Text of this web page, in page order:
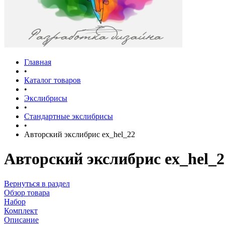
Главная
•
Каталог товаров
•
Экслибрисы
•
Стандартные экслибрисы
•
Авторский экслибрис ex_hel_22
Авторский экслибрис
Вернуться в раздел
Обзор товара
Набор
Комплект
Описание